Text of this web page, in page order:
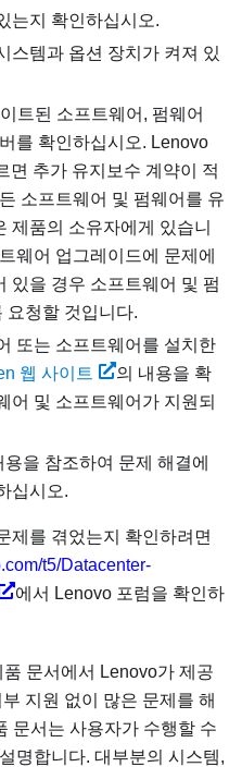
는지 확인하십시오.
스템과 옵션 장치가 켜져 있
트된 소프트웨어, 펌웨어
를 확인하십시오. Lenovo
면 추가 유지보수 계약이 적
소프트웨어 및 펌웨어를 유
제품의 소유자에게 있습니
웨어 업그레이드에 문제에
있을 경우 소프트웨어 및 펌
요청할 것입니다.
또는 소프트웨어를 설치한
웹 사이트
의 내용을 확
어 및 소프트웨어가 지원되
용을 참조하여 문제 해결에
십시오.
제를 겪었는지 확인하려면
t5/Datacenter-
에서 Lenovo 포럼을 확인하
문서에서 Lenovo가 제공
지원 없이 많은 문제를 해
문서는 사용자가 수행할 수
명합니다. 대부분의 시스템,